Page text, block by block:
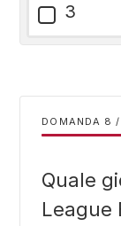
3
DOMANDA /
Quale
League